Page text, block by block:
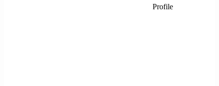
Profile